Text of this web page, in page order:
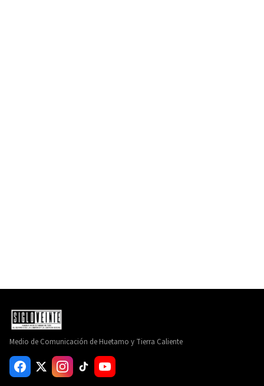
Medio de Comunicación de Huetamo y Tierra Caliente